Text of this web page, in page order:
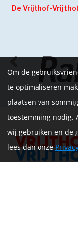
De Vrijthof-
Om de
te optimaliseren
plaatsen van
toestemming nodig.
wij gebruiken en de
lees dan onze